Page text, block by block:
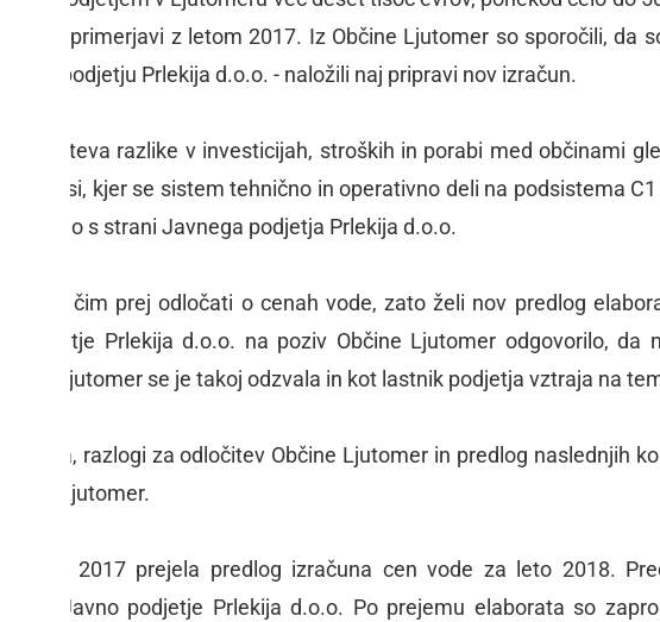
v primerjavi z letom 2017. Iz Občine Ljutomer so sporočili, da
podjetju Prlekija d.o.o. - naložili naj pripravi nov izračun.
upošteva razlike v investicijah, stroških in porabi med občinami
vasi, kjer se sistem tehnično in operativno deli na podsistema C1
s strani Javnega podjetja Prlekija d.o.o.
želi čim prej odločati o cenah vode, zato želi nov predlog
podjetje Prlekija d.o.o. na poziv Občine Ljutomer odgovorilo, da
Ljutomer se je takoj odzvala in kot lastnik podjetja vztraja na
sklepa, razlogi za odločitev Občine Ljutomer in predlog naslednjih
Ljutomer.
2017 prejela predlog izračuna cen vode za leto 2018.
Javno podjetje Prlekija d.o.o. Po prejemu elaborata so